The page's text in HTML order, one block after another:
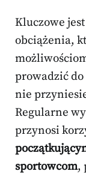
Kluczowe
obciążenia,
prowadzić
nie
Regularne
przynosi
sportowcom,